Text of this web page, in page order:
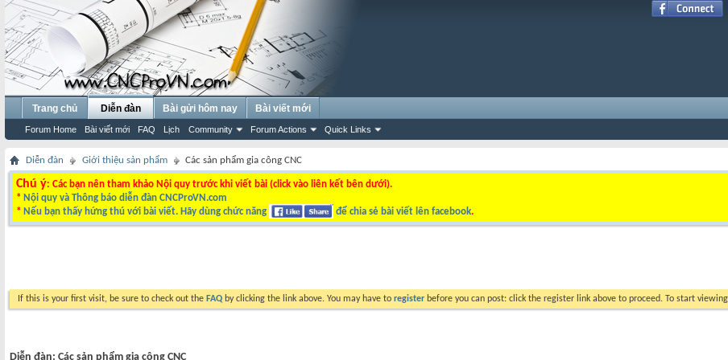
Trang chủ Diễn đàn
Forum Home Bài viết mới FAQ Lịch Community Forum Actions Quick Links
Bài gửi hôm nay Bài viết mới
Diễn đàn Giới thiệu sản phẩm Các sản phẩm gia công CNC
Chú ý: Các bạn nên tham khảo Nội quy trước khi viết bài (click vào liên kết bên dưới).
* Nội quy và Thông báo diễn đàn CNCProVN.com
* Nếu bạn thấy hứng thú với bài viết. Hãy dùng chức năng để chia sẻ bài viết lên facebook.
If this is your first visit, be sure to check out the FAQ by clicking the link above. You may have to register before you can post: click the register link above to proceed. To start
Diễn đàn: Các sản phẩm gia công CNC